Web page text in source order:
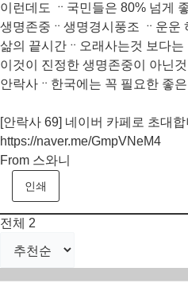
이런데도 ᆢ국민들은 80% 넘게
생명존중ᆢ생명경시풍조 ᆢ운운
삶의 끝시간ᆢ오래사는것 보다
이것이 진정한 생명존중이 아닌
안락사ᆢ한국에는 꼭 필요한 좋
[안락사 69] 네이버 카페로 초대합
https://naver.me/GmpVNeM4
From 스와니
인쇄
전체 2